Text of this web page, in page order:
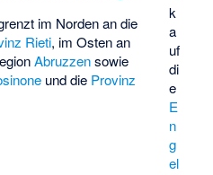
k
a
uf
di
e
E
n
g
el
im Norden an die
Rieti, im Osten an
Abruzzensowie
und die Provinz